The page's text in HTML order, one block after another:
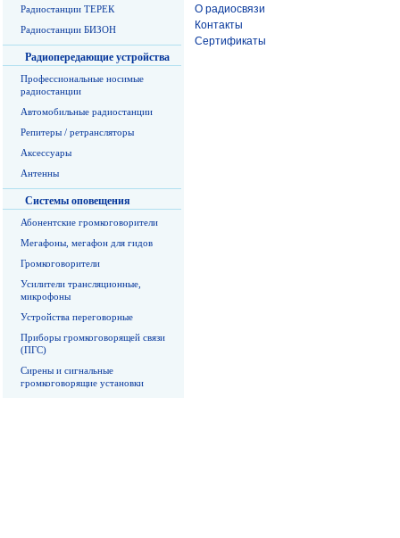
Радиостанции ТЕРЕК
Радиостанции БИЗОН
Радиопередающие устройства
Профессиональные носимые
радиостанции
Автомобильные радиостанции
Репитеры / ретрансляторы
Аксессуары
Антенны
Системы оповещения
Абонентские громкоговорители
Мегафоны, мегафон для гидов
Громкоговорители
Усилители трансляционные,
микрофоны
Устройства переговорные
Приборы громкоговорящей связи
(ПГС)
Сирены и сигнальные
громкоговорящие установки
О радиосвязи
Контакты
Сертификаты